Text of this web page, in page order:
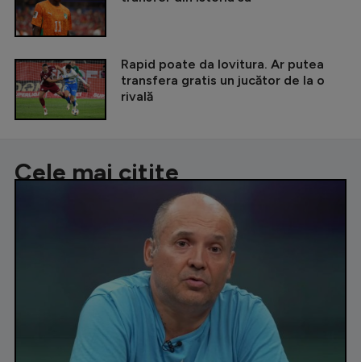
Rapid poate da lovitura. Ar putea
transfera gratis un jucător de la o
rivală
Cele mai citite